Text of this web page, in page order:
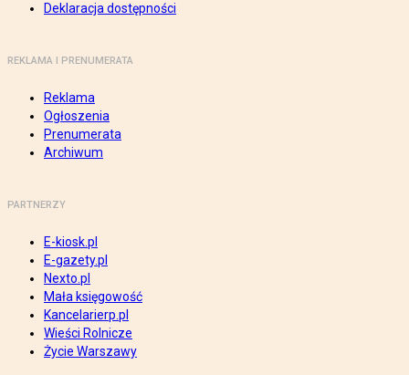
Deklaracja dostępności
REKLAMA I PRENUMERATA
Reklama
Ogłoszenia
Prenumerata
Archiwum
PARTNERZY
E-kiosk.pl
E-gazety.pl
Nexto.pl
Mała księgowość
Kancelarierp.pl
Wieści Rolnicze
Życie Warszawy